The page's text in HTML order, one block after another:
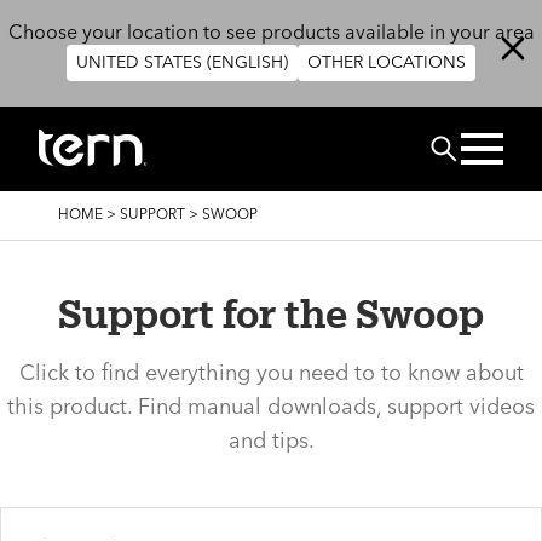
Choose your location to see products available in your area
UNITED STATES (ENGLISH) OTHER LOCATIONS
ZOEK
BREADCRUMB
HOME > SUPPORT > SWOOP
Support for the Swoop
Click to find everything you need to to know about
this product. Find manual downloads, support videos
and tips.